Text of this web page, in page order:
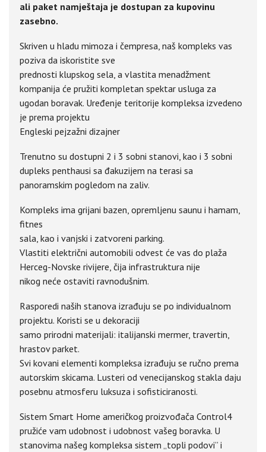
ali paket namještaja je dostupan za kupovinu
zasebno.
Skriven u hladu mimoza i čempresa, naš kompleks vas
poziva da iskoristite sve
prednosti klupskog sela, a vlastita menadžment
kompanija će pružiti kompletan spektar usluga za
ugodan boravak. Uređenje teritorije kompleksa izvedeno
je prema projektu
Engleski pejzažni dizajner
Trenutno su dostupni 2 i 3 sobni stanovi, kao i 3 sobni
dupleks penthausi sa đakuzijem na terasi sa
panoramskim pogledom na zaliv.
Kompleks ima grijani bazen, opremljenu saunu i hamam,
fitnes
sala, kao i vanjski i zatvoreni parking.
Vlastiti električni automobili odvest će vas do plaža
Herceg-Novske rivijere, čija infrastruktura nije
nikog neće ostaviti ravnodušnim.
Rasporedi naših stanova izrađuju se po individualnom
projektu. Koristi se u dekoraciji
samo prirodni materijali: italijanski mermer, travertin,
hrastov parket.
Svi kovani elementi kompleksa izrađuju se ručno prema
autorskim skicama. Lusteri od venecijanskog stakla daju
posebnu atmosferu luksuza i sofisticiranosti.
Sistem Smart Home američkog proizvođača Control4
pružiće vam udobnost i udobnost vašeg boravka. U
stanovima našeg kompleksa sistem „topli podovi” i